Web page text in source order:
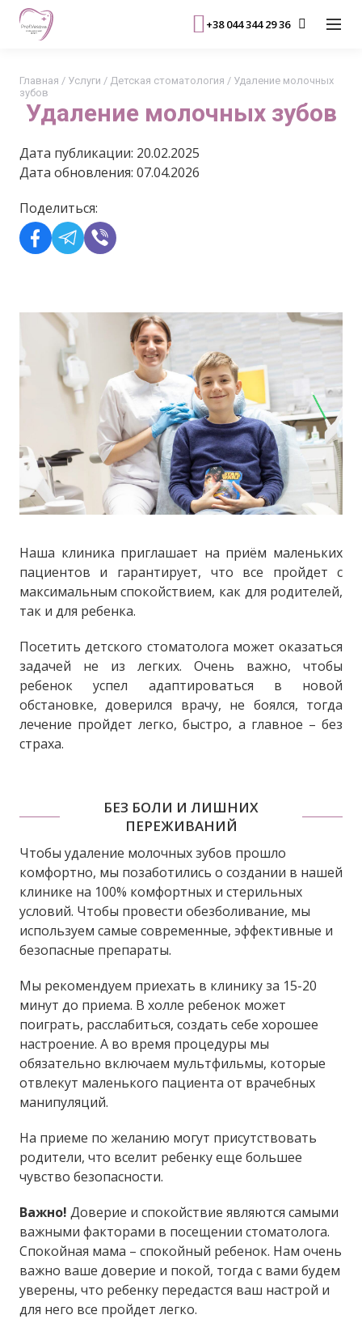
+38 044 344 29 36
Удаление молочных зубов
Главная / Услуги / Детская стоматология / Удаление молочных
зубов
Дата публикации: 20.02.2025
Дата обновления: 07.04.2026
Поделиться:
Наша клиника приглашает на приём маленьких
пациентов и гарантирует, что все пройдет с
максимальным спокойствием, как для родителей,
так и для ребенка.
Посетить детского стоматолога может оказаться
задачей не из легких. Очень важно, чтобы
ребенок успел адаптироваться в новой
обстановке, доверился врачу, не боялся, тогда
лечение пройдет легко, быстро, а главное – без
страха.
БЕЗ БОЛИ И ЛИШНИХ
ПЕРЕЖИВАНИЙ
Чтобы удаление молочных зубов прошло
комфортно, мы позаботились о создании в нашей
клинике на 100% комфортных и стерильных
условий. Чтобы провести обезболивание, мы
используем самые современные, эффективные и
безопасные препараты.
Мы рекомендуем приехать в клинику за 15-20
минут до приема. В холле ребенок может
поиграть, расслабиться, создать себе хорошее
настроение. А во время процедуры мы
обязательно включаем мультфильмы, которые
отвлекут маленького пациента от врачебных
манипуляций.
На приеме по желанию могут присутствовать
родители, что вселит ребенку еще большее
чувство безопасности.
Важно! Доверие и спокойствие являются самыми
важными факторами в посещении стоматолога.
Спокойная мама – спокойный ребенок. Нам очень
важно ваше доверие и покой, тогда с вами будем
уверены, что ребенку передастся ваш настрой и
для него все пройдет легко.